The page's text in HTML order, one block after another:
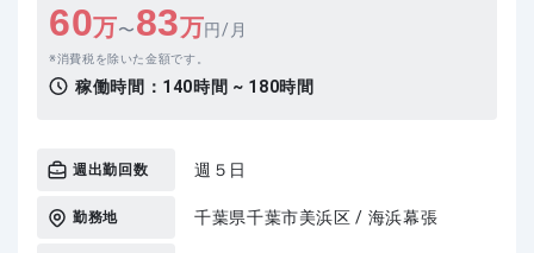
60万〜83万円/月
消費税を除いた金額です。
稼働時間： 140時間 ~ 180時間
週出勤回数 週５日
勤務地 千葉県千葉市美浜区 / 海浜幕張